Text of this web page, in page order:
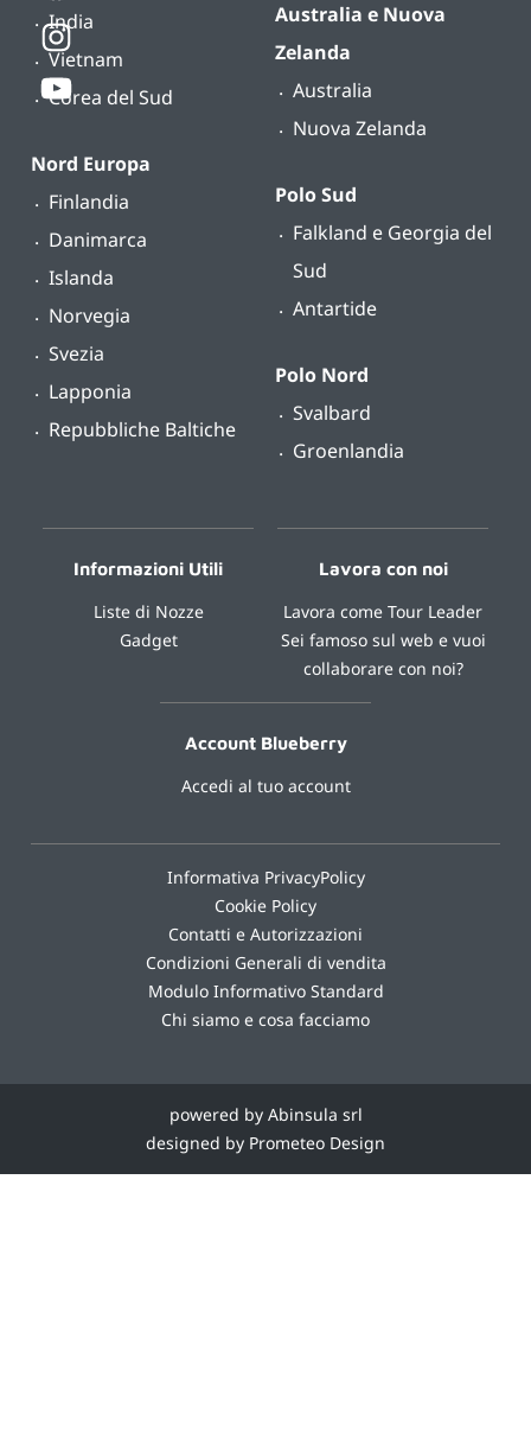
India
Vietnam
Corea del Sud
Nord Europa
Finlandia
Danimarca
Islanda
Norvegia
Svezia
Lapponia
Repubbliche Baltiche
Australia e Nuova
Zelanda
Australia
Nuova Zelanda
Polo Sud
Falkland e Georgia del
Sud
Antartide
Polo Nord
Svalbard
Groenlandia
Informazioni Utili
Liste di Nozze
Gadget
Lavora con noi
Lavora come Tour Leader
Sei famoso sul web e vuoi
collaborare con noi?
Account Blueberry
Accedi al tuo account
Informativa PrivacyPolicy
Cookie Policy
Contatti e Autorizzazioni
Condizioni Generali di vendita
Modulo Informativo Standard
Chi siamo e cosa facciamo
powered by Abinsula srl
designed by Prometeo Design